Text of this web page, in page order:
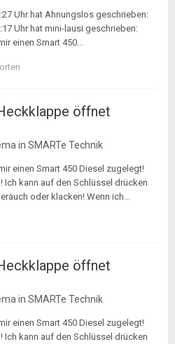
Uhr hat Ahnungslos geschrieben:
Uhr hat mini-lausi geschrieben:
einen Smart 450...
öffnet
in SMARTe Technik
einen Smart 450 Diesel zugelegt!
kann auf den Schlüssel drücken
oder klacken! Wenn ich...
öffnet
in SMARTe Technik
einen Smart 450 Diesel zugelegt!
kann auf den Schlüssel drücken